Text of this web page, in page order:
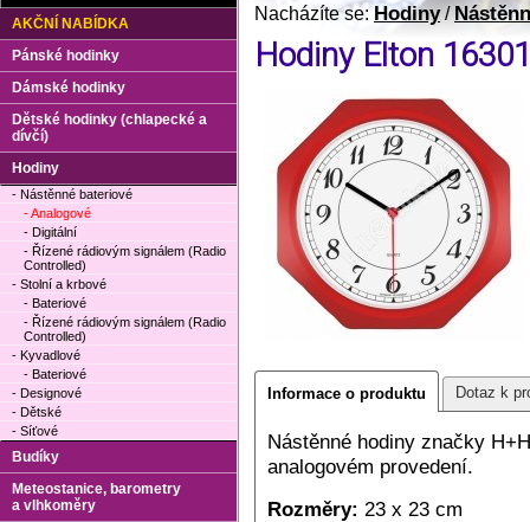
Nacházíte se:Hodiny/
Hodiny Elton
Informace o produktu Dotaz k
Nástěnné hodiny značky
analogovém provedení.
Rozměry: 23 x 23 cm
AKČNÍ NABÍDKA
Pánské hodinky
Dámské hodinky
Dětské hodinky (chlapecké a
dívčí)
Hodiny
- Nástěnné bateriové
- Analogové
- Digitální
- Řízené rádiovým signálem (Radio
Controlled)
- Stolní a krbové
- Bateriové
- Řízené rádiovým signálem (Radio
Controlled)
- Kyvadlové
- Bateriové
- Designové
- Dětské
- Síťové
Budíky
Meteostanice, barometry
a vlhkoměry